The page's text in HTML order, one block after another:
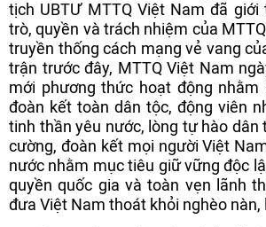
tịch UBTƯ MTTQ Việt Nam đã
trò, quyền và trách nhiệm của
truyền thống cách mạng vẻ vang
trận trước đây, MTTQ Việt Nam
mới phương thức hoạt động nhằm
đoàn kết toàn dân tộc, động viên
tinh thần yêu nước, lòng tự hào dân
cường, đoàn kết mọi người Việt
nước nhằm mục tiêu giữ vững độc
quyền quốc gia và toàn vẹn lãnh
đưa Việt Nam thoát khỏi nghèo nàn,